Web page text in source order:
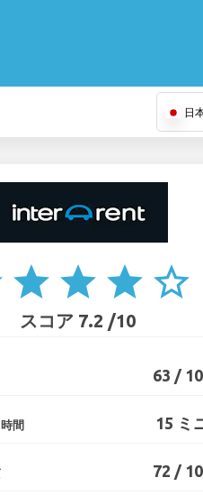
日
star star star star_border
スコア 7.2 /10
63 /
間 15 ミ
72 /